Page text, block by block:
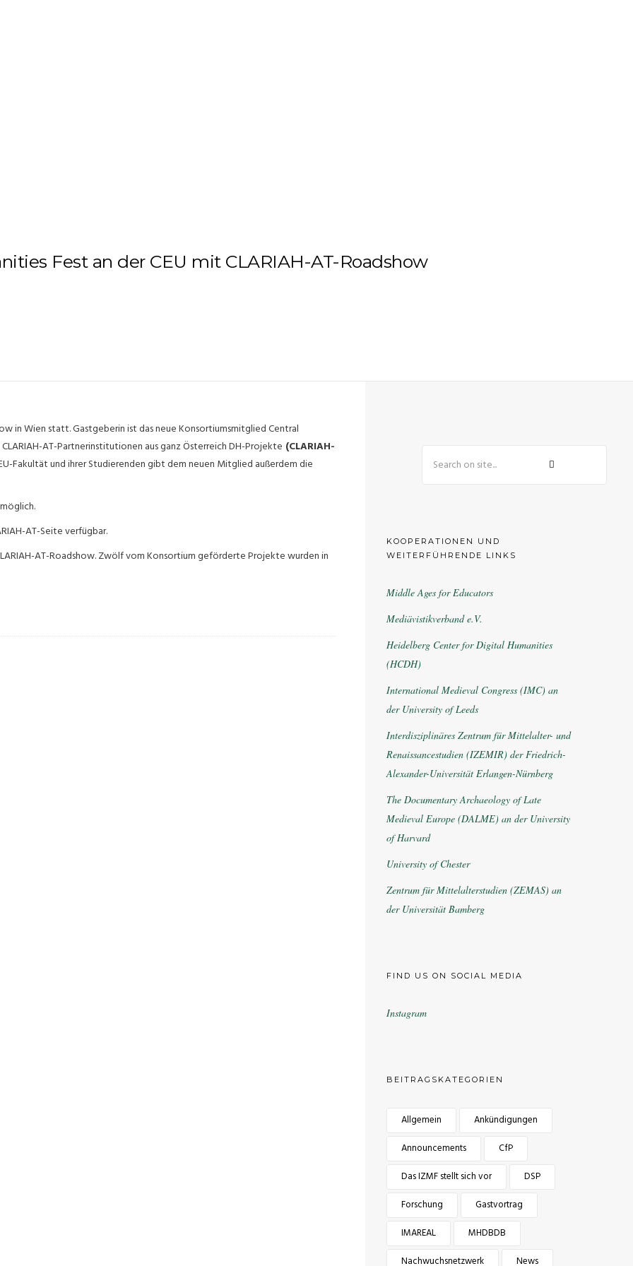
Fest an der CEU mit CLARIAH-AT-Roadshow
in Wien statt. Gastgeberin ist das neue Konsortiumsmitglied Central
AT-Partnerinstitutionen aus ganz Österreich DH-Projekte (CLARIAH-
Fakultät und ihrer Studierenden gibt dem neuen Mitglied außerdem die
möglich.
AT-Seite verfügbar.
AT-Roadshow. Zwölf vom Konsortium geförderte Projekte wurden in
von
KOOPERATIONEN UND
WEITERFÜHRENDE LINKS
Middle Ages for Educators
Mediävistikverband e.V.
Heidelberg Center for Digital Humanities
(HCDH)
International Medieval Congress (IMC) an
der University of Leeds
Interdisziplinäres Zentrum für Mittelalter- und
Renaissancestudien (IZEMIR) der Friedrich-
Alexander-Universität Erlangen-Nürnberg
The Documentary Archaeology of Late
Medieval Europe (DALME) an der University
of Harvard
University of Chester
Zentrum für Mittelalterstudien (ZEMAS) an
der Universität Bamberg
FIND US ON SOCIAL MEDIA
Instagram
BEITRAGSKATEGORIEN
Allgemein
Ankündigungen
Announcements
CfP
Das IZMF stellt sich vor
DSP
Forschung
Gastvortrag
IMAREAL
MHDBDB
Nachwuchsnetzwerk
News